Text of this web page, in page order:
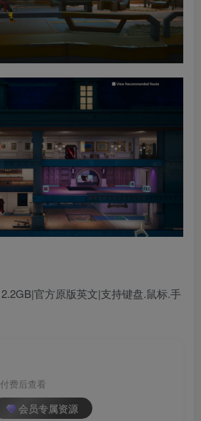
官方原版英文|支持键盘.鼠标.手
费后查看
会员专属资源